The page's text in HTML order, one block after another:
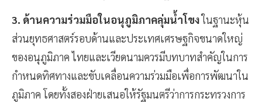
3. ด้านความร่วมมือในอนุภูมิภาคลุ่มน้ำโขงในฐานะหุ้น
ส่วนยุทธศาสตร์รอบด้านและประเทศเศรษฐกิจขนาดใหญ่
ของอนุภูมิภาค ไทยและเวียดนามควรมีบทบาทสำคัญในการ
กำหนดทิศทางและขับเคลื่อนความร่วมมือเพื่อการพัฒนาใน
ภูมิภาค โดยทั้งสองฝ่ายเสนอให้รัฐมนตรีว่าการกระทรวงการ